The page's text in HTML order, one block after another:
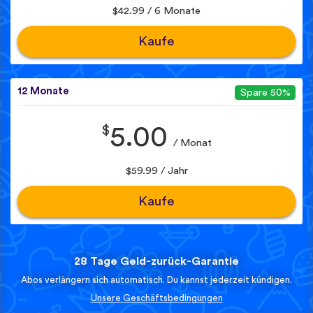
$42.99 / 6 Monate
Kaufe
12 Monate Spare 50%
$5.00 / Monat
$59.99 / Jahr
Kaufe
28 Tage Geld-zurück-Garantie
Abos verlängern sich automatisch. Du kannst jederzeit kündigen.
Unsere Geschäftsbedingungen